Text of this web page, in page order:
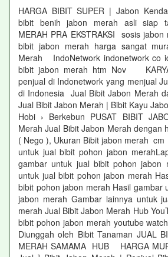
HARGA BIBIT SUPER | Jabon
bibit benih jabon merah asli siap
MERAH PRA EKSTRAKSI sosis
bibit jabon merah harga sangat
Merah IndoNetwork indonetwork co
bibit jabon merah htm Nov
penjual di Indonetwork yang menjual
di Indonesia Jual Bibit Jabon Merah
Jual Bibit Jabon Merah | Bibit Kayu
Hobi › Berkebun PUSAT BIBIT
Merah Jual Bibit Jabon Merah dengan
( Nego ), Ukuran Bibit jabon merah
untuk jual bibit pohon jabon
gambar untuk jual bibit pohon jabon
untuk jual bibit pohon jabon merah
bibit pohon jabon merah Hasil gambar
jabon merah Gambar lainnya untuk
merah Jual Bibit Jabon Merah Hub
bibit pohon jabon merah youtube
Diunggah oleh Bibit Tanaman JUAL
MERAH SAMAMA HUB HARGA